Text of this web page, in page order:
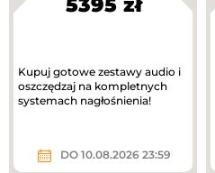
5395 zł
Kupuj gotowe zestawy audio i
oszczędzaj na kompletnych
systemach nagłośnienia!
DO 10.08.2026 23:59